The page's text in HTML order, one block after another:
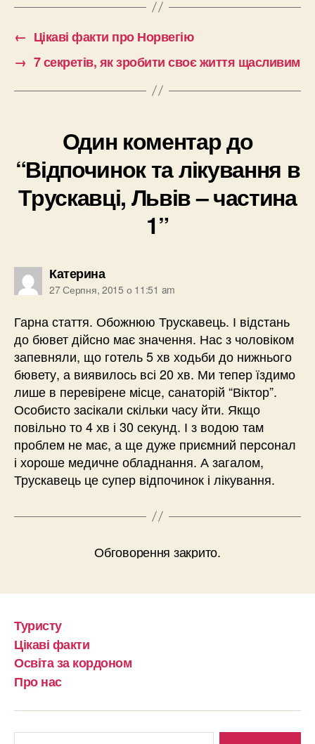
← Цікаві факти про Норвегію
→ 7 секретів, як зробити своє життя щасливим
Один коментар до
“Відпочинок та лікування в
Трускавці, Львів – частина
1”
Катеринаговорить:
27 Серпня, 2015 о 11:51 am
Гарна стаття. Обожнюю Трускавець. І відстань
до бювет дійсно має значення. Нас з чоловіком
запевняли, що готель 5 хв ходьби до нижнього
бювету, а виявилось всі 20 хв. Ми тепер їздимо
лише в перевірене місце, санаторій “Віктор”.
Особисто засікали скільки часу йти. Якщо
повільно то 4 хв і 30 секунд. І з водою там
проблем не має, а ще дуже приємний персонал
і хороше медичне обладнання. А загалом,
Трускавець це супер відпочинок і лікування.
Обговорення закрито.
Туристу
Цікаві факти
Освіта за кордоном
Про нас